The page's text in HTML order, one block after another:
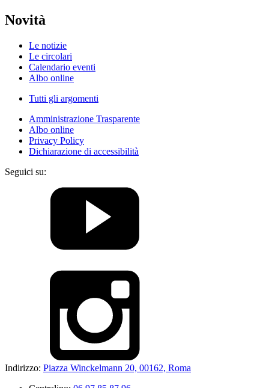
Novità
Le notizie
Le circolari
Calendario eventi
Albo online
Tutti gli argomenti
Amministrazione Trasparente
Albo online
Privacy Policy
Dichiarazione di accessibilità
Seguici su:
Indirizzo: Piazza Winckelmann 20, 00162, Roma